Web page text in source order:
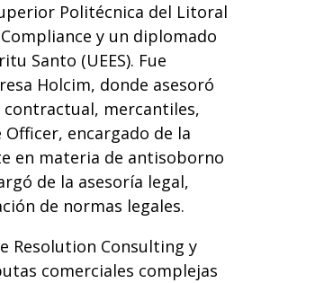
Politécnica del Litoral
y un diplomado
Santo (UEES). Fue
Holcim, donde asesoró
contractual, mercantiles,
encargado de la
en materia de antisoborno
de la asesoría legal,
de normas legales.
Resolution Consulting y
comerciales complejas